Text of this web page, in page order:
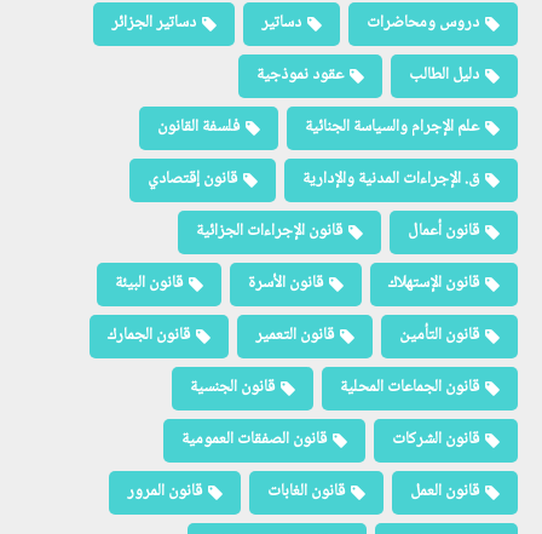
دروس ومحاضرات دساتير
دساتير الجزائر
دليل الطالب
عقود نموذجية
علم الإجرام والسياسة الجنائية
فلسفة القانون
ق. الإجراءات المدنية والإدارية
قانون إقتصادي
قانون أعمال
قانون الإجراءات الجزائية
قانون الإستهلاك
قانون الأسرة
قانون البيئة
قانون التأمين
قانون التعمير
قانون الجمارك
قانون الجماعات المحلية
قانون الجنسية
قانون الشركات
قانون الصفقات العمومية
قانون العمل
قانون الغابات
قانون المرور